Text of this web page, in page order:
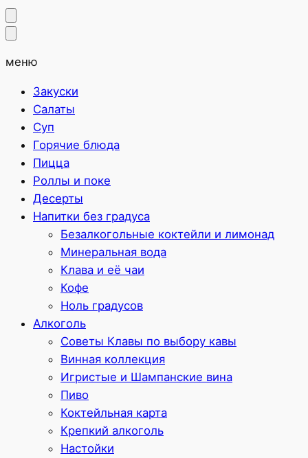
меню
Закуски
Салаты
Суп
Горячие блюда
Пицца
Роллы и поке
Десерты
Напитки без градуса
Безалкогольные коктейли и лимонад
Минеральная вода
Клава и её чаи
Кофе
Ноль градусов
Алкоголь
Советы Клавы по выбору кавы
Винная коллекция
Игристые и Шампанские вина
Пиво
Коктейльная карта
Крепкий алкоголь
Настойки